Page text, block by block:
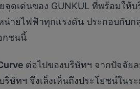
ดเด่นของ GUNKUL ที่พร้อมให้
ายไฟฟ้าทุกแรงดัน ประกอบกับ
กชนนี้
ต่อไปของบริษัทฯ จากปัจจัย
ษัทฯ จึงเล็งเห็นถึงประโยชน์ใ